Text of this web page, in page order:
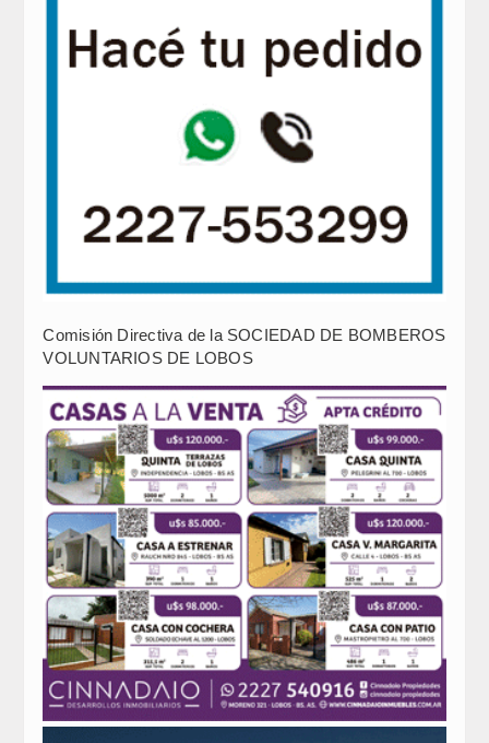
Comisión Directiva de la SOCIEDAD DE BOMBEROS
VOLUNTARIOS DE LOBOS